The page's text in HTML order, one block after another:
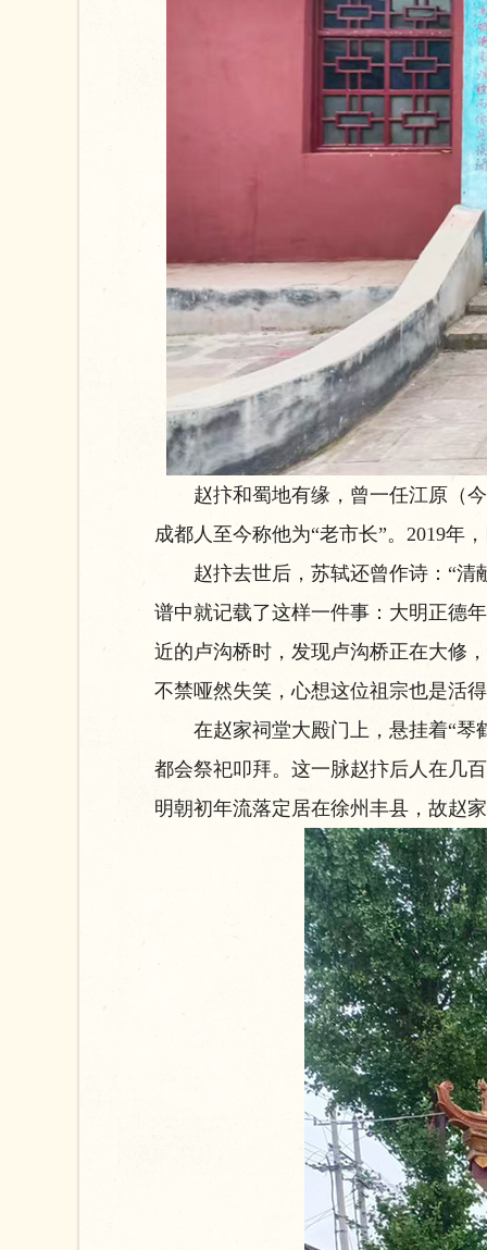
赵抃和蜀地有缘，曾一任江原（今
成都人至今称他为“老市长”。2019年
赵抃去世后，苏轼还曾作诗：“清
谱中就记载了这样一件事：大明正德
近的卢沟桥时，发现卢沟桥正在大修
不禁哑然失笑，心想这位祖宗也是活
在赵家祠堂大殿门上，悬挂着“琴鹤
都会祭祀叩拜。这一脉赵抃后人在几
明朝初年流落定居在徐州丰县，故赵